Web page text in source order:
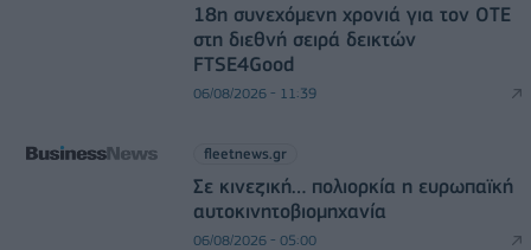
18η συνεχόμενη χρονιά για τον ΟΤΕ
στη διεθνή σειρά δεικτών
FTSE4Good
06/08/2026 - 11:39
fleetnews.gr
Σε κινεζική… πολιορκία η ευρωπαϊκή
αυτοκινητοβιομηχανία
06/08/2026 - 05:00